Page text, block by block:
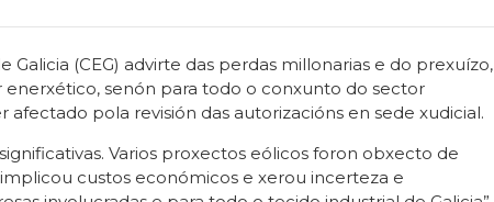
Galicia (CEG) advirte das perdas millonarias e do prexuízo,
enerxético, senón para todo o conxunto do sector
pola revisión das autorizacións en sede xudicial.
Varios proxectos eólicos foron obxecto de
custos económicos e xerou incerteza e